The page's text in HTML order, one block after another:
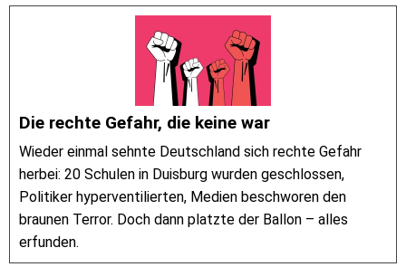
Die rechte Gefahr, die keine war
Wieder einmal sehnte Deutschland sich rechte Gefahr
herbei: 20 Schulen in Duisburg wurden geschlossen,
Politiker hyperventilierten, Medien beschworen den
braunen Terror. Doch dann platzte der Ballon – alles
erfunden.